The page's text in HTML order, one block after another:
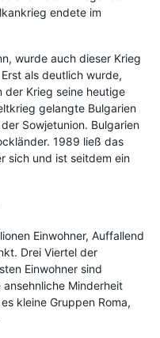
endete im
wurde auch dieser Krieg
als deutlich wurde,
der Krieg seine heutige
gelangte Bulgarien
Sowjetunion. Bulgarien
1989 ließ das
sich und ist seitdem ein
Einwohner, Auffallend
Drei Viertel der
Einwohner sind
Minderheit
kleine Gruppen Roma,